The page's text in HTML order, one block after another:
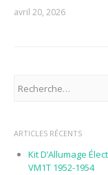
avril 20, 2026
ARTICLES RÉCENTS
Kit D’Allumage
VM1T 1952-1954